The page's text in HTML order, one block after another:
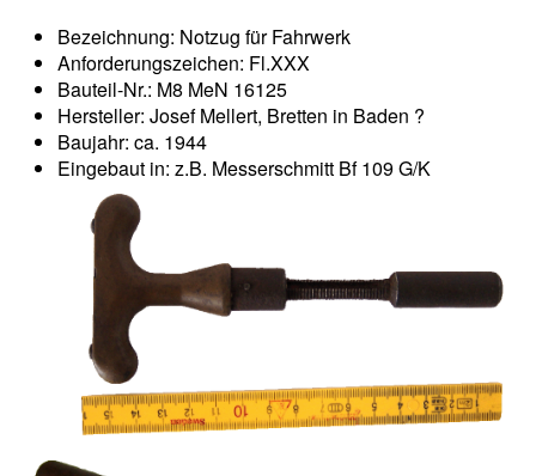
Bezeichnung: Notzug für Fahrwerk
Anforderungszeichen: Fl.XXX
Bauteil-Nr.: M8 MeN 16125
Hersteller: Josef Mellert, Bretten in Baden ?
Baujahr: ca. 1944
Eingebaut in: z.B. Messerschmitt Bf 109 G/K